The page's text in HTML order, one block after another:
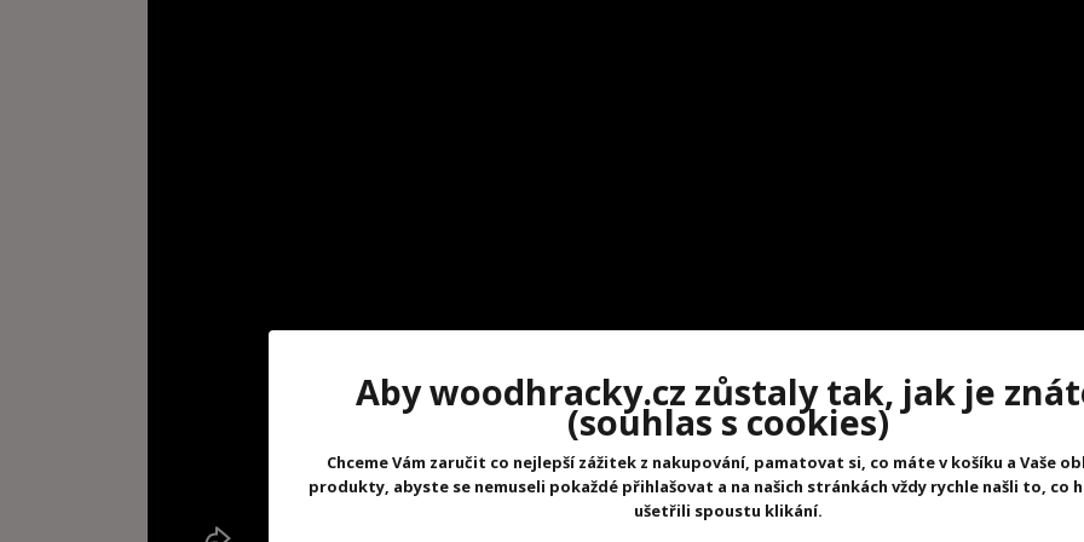
Aby woodhracky.cz zůstaly tak, jak je
(souhlas s cookies)
Chceme Vám zaručit co nejlepší zážitek z nakupování, pamatovat si, co máte v košíku a Vaše
produkty, abyste se nemuseli pokaždé přihlašovat a na našich stránkách vždy rychle našli to, co
ušetřili spoustu klikání.